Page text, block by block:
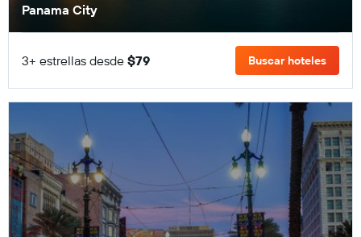
Panama City
3+ estrellas desde $79 Buscar hoteles